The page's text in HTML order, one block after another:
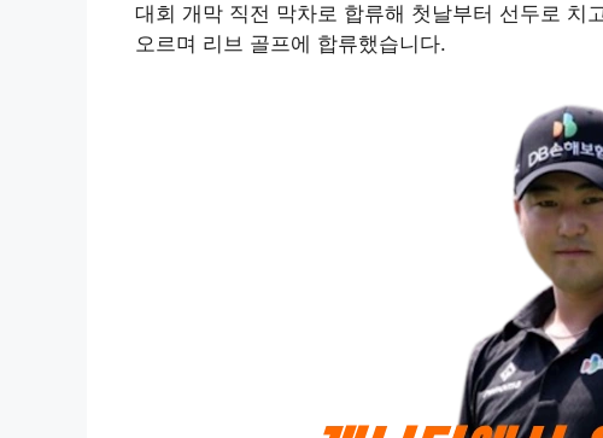
대회 개막 직전 막차로 합류해 첫날부터 선두로 치
오르며 리브 골프에 합류했습니다.